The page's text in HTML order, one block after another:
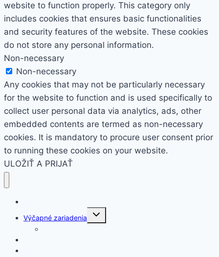
website to function properly. This category only
includes cookies that ensures basic functionalities
and security features of the website. These cookies
do not store any personal information.
Non-necessary
Non-necessary
Any cookies that may not be particularly necessary
for the website to function and is used specifically to
collect user personal data via analytics, ads, other
embedded contents are termed as non-necessary
cookies. It is mandatory to procure user consent prior
to running these cookies on your website.
ULOŽIŤ A PRIJAŤ
Výčapné zariadenia
Toggle
child